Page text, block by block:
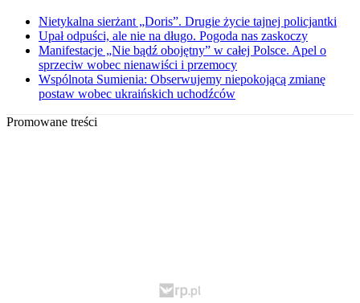
Nietykalna sierżant „Doris”. Drugie życie tajnej policjantki
Upał odpuści, ale nie na długo. Pogoda nas zaskoczy
Manifestacje „Nie bądź obojętny” w całej Polsce. Apel o
sprzeciw wobec nienawiści i przemocy
Wspólnota Sumienia: Obserwujemy niepokojącą zmianę
postaw wobec ukraińskich uchodźców
Promowane treści